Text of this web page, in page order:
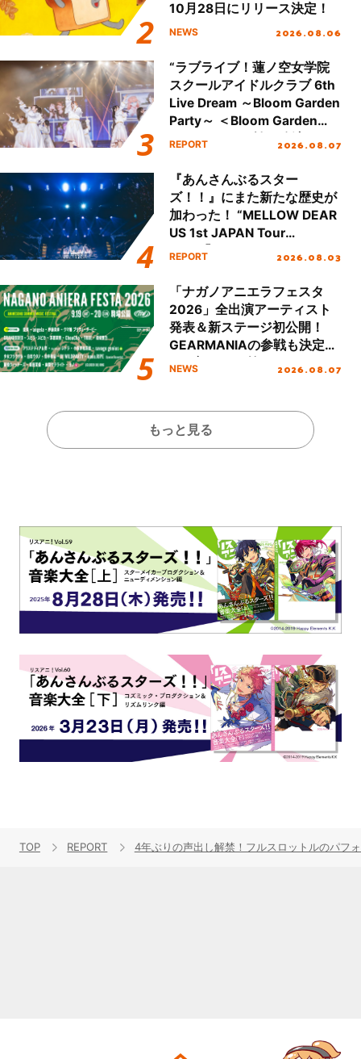
10月28日にリリース決定！
NEWS 2026.08.06
“ラブライブ！蓮ノ空女学院
スクールアイドルクラブ 6th
Live Dream ～Bloom Garden
Party～ ＜Bloom Garden
Party Stage／埼玉公演＞”
REPORT 2026.08.07
『あんさんぶるスター
ズ！！』にまた新たな歴史が
加わった！ “MELLOW DEAR
US 1st JAPAN Tour
Final「NICE to meet YOU
ート!!
REPORT 2026.08.03
「ナガノアニエラフェスタ
2026」全出演アーティスト
発表＆新ステージ初公開！
GEARMANIAの参戦も決定
し、初となる第3ステージの
NEWS 2026.08.07
もっと見る
TOP REPORT 4年ぶりの声出し解禁！フルスロットルのパフ